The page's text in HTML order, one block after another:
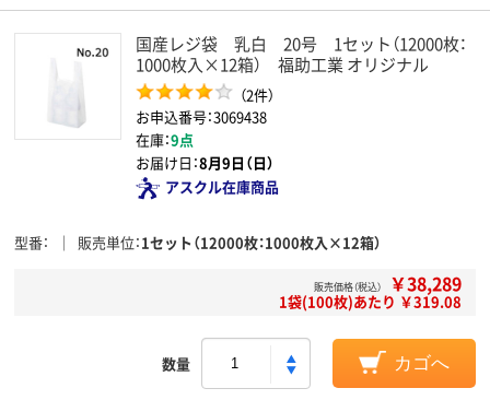
国産レジ袋 乳白 20号 1セット（12000枚：
1000枚入×12箱） 福助工業 オリジナル
（2件）
お申込番号：3069438
在庫：9点
お届け日：8月9日（日）
アスクル在庫商品
型番 販売単位 1セット（12000枚：1000枚入×12箱）
販売価格（税込） ￥38,289
1袋(100枚)あたり ￥319.08
数量 カゴへ